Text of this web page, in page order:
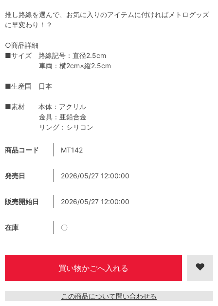
商品コード MT142
発売日 2026/05/27 12:00:00
販売開始日 2026/05/27 12:00:00
在庫 〇
この商品について問い合わせる
推し路線を選んで、お気に入りのアイテムに付ければメトログッズ
に早変わり！？
○商品詳細
■サイズ 路線記号：直径2.5cm
車両：横2cm×縦2.5cm
■生産国 日本
■素材 本体：アクリル
金具：亜鉛合金
リング：シリコン